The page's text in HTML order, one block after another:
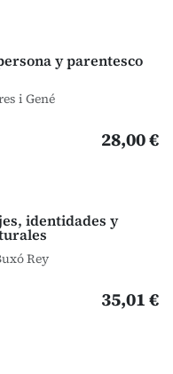
y parentesco
i Gené
28,00 €
identidades y
Rey
35,01 €